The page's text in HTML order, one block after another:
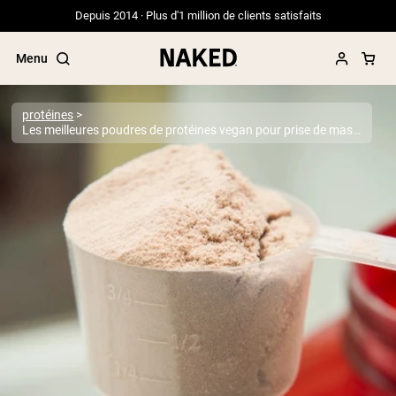
Depuis 2014 · Plus d'1 million de clients satisfaits
Menu
Termes de recherche populaires
”Protein Powder“
”Overnight Oats“
”Vegan protein“
”Micellar Casein“
PROTÉINES EN POUDRE Meilleure Vente
Protéine de pois
Protéine de Whey en Poudre
Peptides de collagène
protéines